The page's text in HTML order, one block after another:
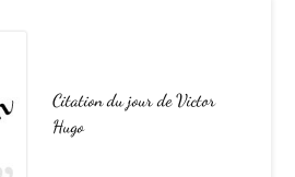
Citation du jour de Victor
Hugo